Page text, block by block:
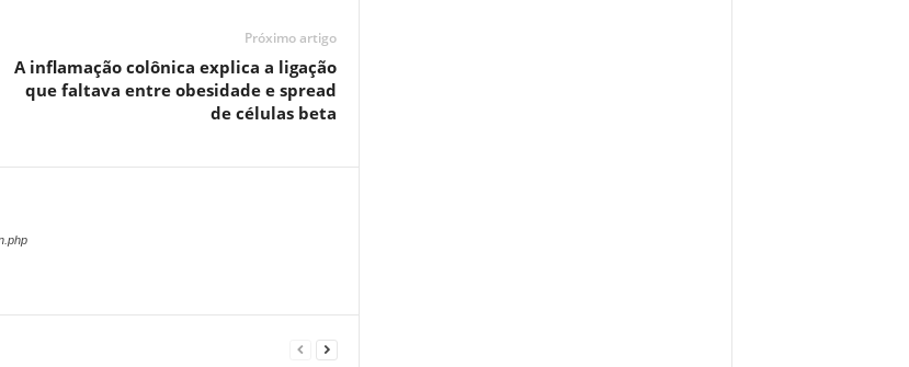
Próximo artigo
A inflamação colônica explica a ligação
que faltava entre obesidade e spread
de células beta